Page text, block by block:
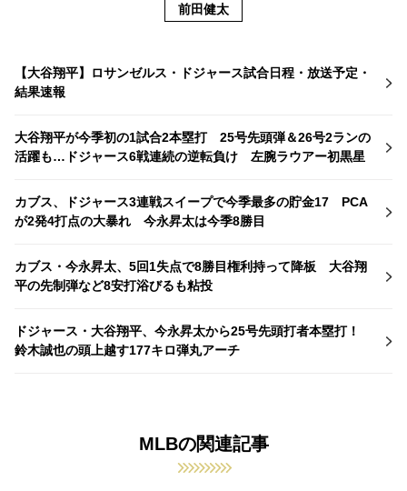
前田健太
【大谷翔平】ロサンゼルス・ドジャース試合日程・放送予定・
結果速報
大谷翔平が今季初の1試合2本塁打 25号先頭弾＆26号2ランの
活躍も…ドジャース6戦連続の逆転負け 左腕ラウアー初黒星
カブス、ドジャース3連戦スイープで今季最多の貯金17 PCA
が2発4打点の大暴れ 今永昇太は今季8勝目
カブス・今永昇太、5回1失点で8勝目権利持って降板 大谷翔
平の先制弾など8安打浴びるも粘投
ドジャース・大谷翔平、今永昇太から25号先頭打者本塁打！
鈴木誠也の頭上越す177キロ弾丸アーチ
MLBの関連記事